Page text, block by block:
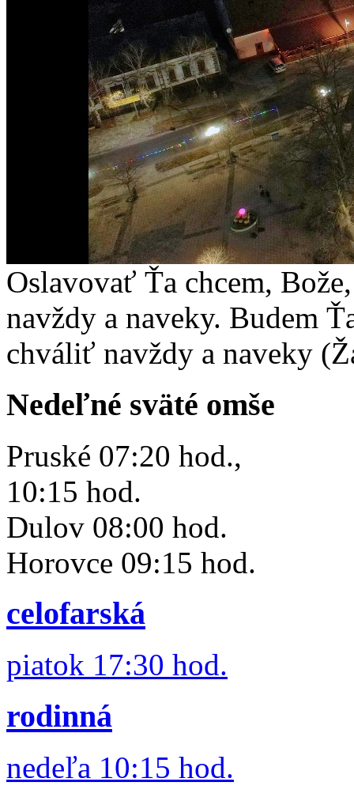
Oslavovať Ťa chcem,
navždy a naveky. Budem
chváliť navždy a naveky
Nedeľné sväté omše
Pruské 07:20 hod.,
10:15 hod.
Dulov 08:00 hod.
Horovce 09:15 hod.
celofarská
piatok 17:30 hod.
rodinná
nedeľa 10:15 hod.